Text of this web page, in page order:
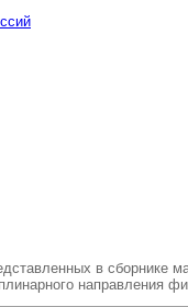
в
направления